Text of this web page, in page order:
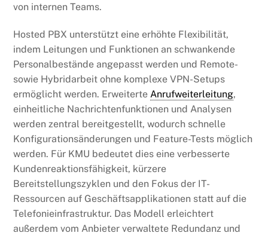
von internen Teams.
Hosted PBX unterstützt eine erhöhte Flexibilität,
indem Leitungen und Funktionen an schwankende
Personalbestände angepasst werden und Remote-
sowie Hybridarbeit ohne komplexe VPN-Setups
ermöglicht werden. ErweiterteAnrufweiterleitung,
einheitliche Nachrichtenfunktionen und Analysen
werden zentral bereitgestellt, wodurch schnelle
Konfigurationsänderungen und Feature-Tests möglich
werden. Für KMU bedeutet dies eine verbesserte
Kundenreaktionsfähigkeit, kürzere
Bereitstellungszyklen und den Fokus der IT-
Ressourcen auf Geschäftsapplikationen statt auf die
Telefonieinfrastruktur. Das Modell erleichtert
außerdem vom Anbieter verwaltete Redundanz und